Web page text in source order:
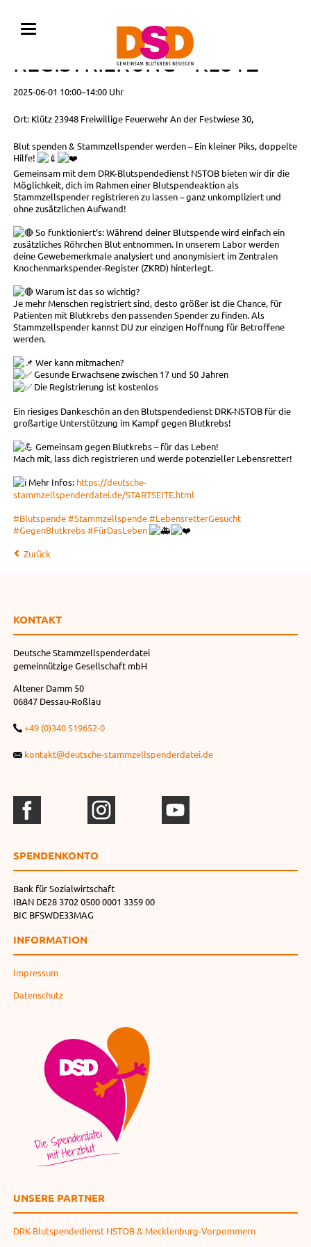
BLUTSPENDE MIT
REGISTRIERUNG • KLÜTZ
2025-06-01 10:00–14:00 Uhr
Ort: Klütz 23948 Freiwillige Feuerwehr An der Festwiese 30,
Blut spenden & Stammzellspender werden – Ein kleiner Piks, doppelte
Hilfe!
Gemeinsam mit dem DRK-Blutspendedienst NSTOB bieten wir dir die
Möglichkeit, dich im Rahmen einer Blutspendeaktion als
Stammzellspender registrieren zu lassen – ganz unkompliziert und
ohne zusätzlichen Aufwand!
So funktioniert’s: Während deiner Blutspende wird einfach ein
zusätzliches Röhrchen Blut entnommen. In unserem Labor werden
deine Gewebemerkmale analysiert und anonymisiert im Zentralen
Knochenmarkspender-Register (ZKRD) hinterlegt.
Warum ist das so wichtig?
Je mehr Menschen registriert sind, desto größer ist die Chance, für
Patienten mit Blutkrebs den passenden Spender zu finden. Als
Stammzellspender kannst DU zur einzigen Hoffnung für Betroffene
werden.
Wer kann mitmachen?
Gesunde Erwachsene zwischen 17 und 50 Jahren
Die Registrierung ist kostenlos
Ein riesiges Dankeschön an den Blutspendedienst DRK-NSTOB für die
großartige Unterstützung im Kampf gegen Blutkrebs!
Gemeinsam gegen Blutkrebs – für das Leben!
Mach mit, lass dich registrieren und werde potenzieller Lebensretter!
Mehr Infos: https://deutsche-
stammzellspenderdatei.de/STARTSEITE.html
#Blutspende#Stammzellspende#LebensretterGesucht
#GegenBlutkrebs#FürDasLeben
Zurück
KONTAKT
Deutsche Stammzellspenderdatei
gemeinnützige Gesellschaft mbH
Altener Damm 50
06847 Dessau-Roßlau
+49 (0)340 519652-0
kontakt@deutsche-stammzellspenderdatei.de
SPENDEN­KONTO
Bank für Sozialwirtschaft
IBAN DE28 3702 0500 0001 3359 00
BIC BFSWDE33MAG
INFORMATION
Impressum
Datenschutz
UNSERE PARTNER
DRK-Blutspendedienst NSTOB & Mecklenburg-Vorpommern